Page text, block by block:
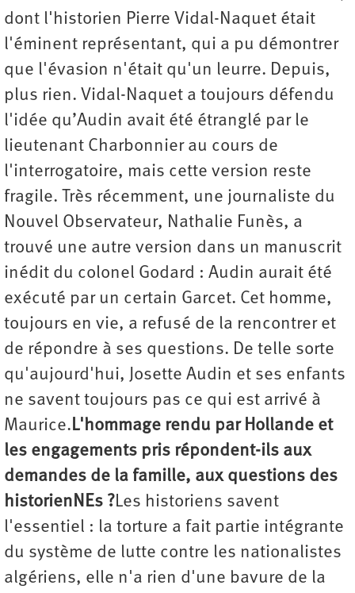
dont l'historien Pierre Vidal-Naquet était
l'éminent représentant, qui a pu démontrer
que l'évasion n'était qu'un leurre. Depuis,
plus rien. Vidal-Naquet a toujours défendu
l'idée qu’Audin avait été étranglé par le
lieutenant Charbonnier au cours de
l'interrogatoire, mais cette version reste
fragile. Très récemment, une journaliste du
Nouvel Observateur, Nathalie Funès, a
trouvé une autre version dans un manuscrit
inédit du colonel Godard : Audin aurait été
exécuté par un certain Garcet. Cet homme,
toujours en vie, a refusé de la rencontrer et
de répondre à ses questions. De telle sorte
qu'aujourd'hui, Josette Audin et ses enfants
ne savent toujours pas ce qui est arrivé à
Maurice.L'hommage rendu par Hollande et
les engagements pris répondent-ils aux
demandes de la famille, aux questions des
historienNEs ?Les historiens savent
l'essentiel : la torture a fait partie intégrante
du système de lutte contre les nationalistes
algériens, elle n'a rien d'une bavure de la